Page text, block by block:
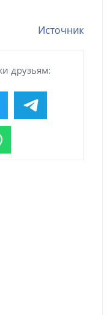
Источник
друзьям: